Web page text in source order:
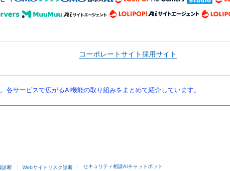
コーポレートサイト採用サイト
各サービスで広がるAI機能の取り組みをまとめて紹介しています。
診断 Webサイトリスク診断 セキュリティ相談AIチャットボット